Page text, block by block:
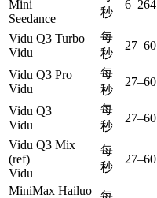
Mini
Seedance
秒
6–264
Vidu Q3 Turbo
Vidu
每
秒
27–60
Vidu Q3 Pro
Vidu
每
秒
27–60
Vidu Q3
Vidu
每
秒
27–60
Vidu Q3 Mix
(ref)
Vidu
每
秒
27–60
MiniMax Hailuo